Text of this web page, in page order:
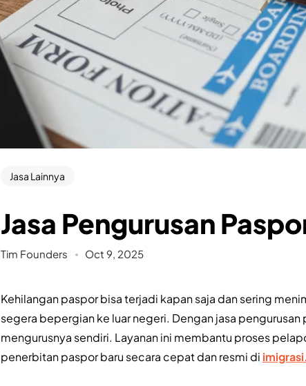
Jasa Lainnya
Jasa Pengurusan
Tim Founders Oct 9, 2025
Kehilangan paspor bisa terjadi kapan saja dan sering
segera bepergian ke luar negeri. Dengan jasa
mengurusnya sendiri. Layanan ini membantu proses
penerbitan paspor baru secara cepat dan resmi di